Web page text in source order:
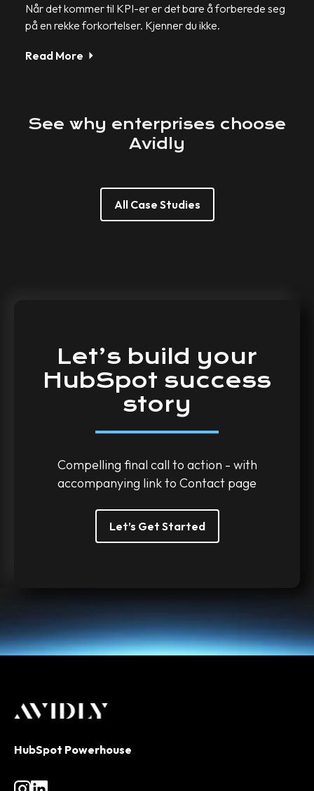
Når det kommer til KPI-er er det bare å forberede seg
på en rekke forkortelser. Kjenner du ikke.
Read More
See why enterprises choose
Avidly
All Case Studies
Let’s build your
HubSpot success
story
Compelling final call to action - with
accompanying link to Contact page
Let’s Get Started
HubSpot Powerhouse